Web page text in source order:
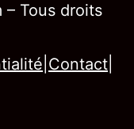
Tous droits
Contact